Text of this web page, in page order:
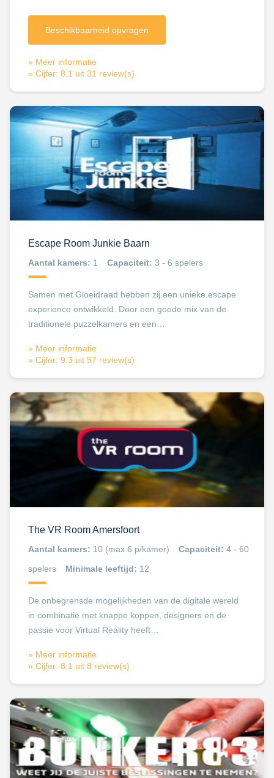
Beschikbaarheid opvragen
» Meer informatie
» Cijfer: 8.1 uit 31 review(s)
The VR Room Amersfoort
Aantal kamers: 10 (max 6 p/kamer) Capaciteit: 4 - 60
spelers
Minimale leeftijd: 12
De onbegrensde mogelijkheden van de digitale wereld
in combinatie met knappe koppen, designers en de
passie voor Virtual Reality heeft…
» Meer informatie
» Cijfer: 8.1 uit 8 review(s)
Escape Room Junkie Baarn
Aantal kamers: 1 Capaciteit: 3 - 6 spelers
Samen met Gloeidraad hebben zij een unieke escape
experience ontwikkeld. Door een goede mix van de
traditionele puzzelkamers en een…
» Meer informatie
» Cijfer: 9.3 uit 57 review(s)